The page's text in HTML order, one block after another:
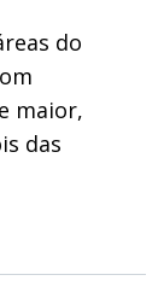
do
maior,
das